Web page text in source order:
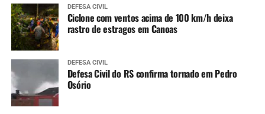
DEFESA CIVIL
Ciclone com ventos acima de 100 km/h deixa
rastro de estragos em Canoas
DEFESA CIVIL
Defesa Civil do RS confirma tornado em Pedro
Osório